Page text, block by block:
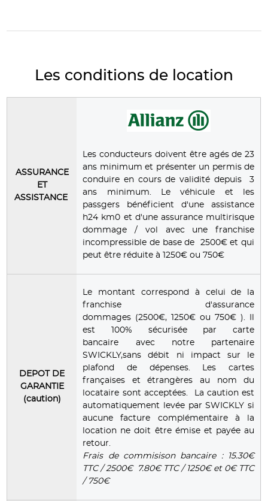
Les conditions de location
ASSURANCE
ET
ASSISTANCE
Les conducteurs doivent être agés de 23
ans minimum et présenter un permis de
conduire en cours de validité depuis 3
ans minimum. Le véhicule et les
passgers bénéficient d'une assistance
h24 km0 et d'une assurance multirisque
dommage / vol avec une franchise
incompressible de base de 2500€ et qui
peut être réduite à 1250€ ou 750€
DEPOT DE
GARANTIE
(caution)
Le montant correspond à celui de la
franchise d'assurance
dommages (2500€, 1250€ ou 750€ ). Il
est 100% sécurisée par carte
bancaire avec notre partenaire
SWICKLY,sans débit ni impact sur le
plafond de dépenses. Les cartes
françaises et étrangères au nom du
locataire sont acceptées. La caution est
automatiquement levée par SWICKLY si
aucune facture complémentaire à la
location ne doit être émise et payée au
retour.
Frais de commisison bancaire : 15.30€
TTC / 2500€ 7.80€ TTC / 1250€ et 0€ TTC
/ 750€